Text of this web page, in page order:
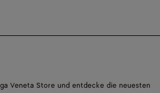
Veneta Store und entdecke die neuesten